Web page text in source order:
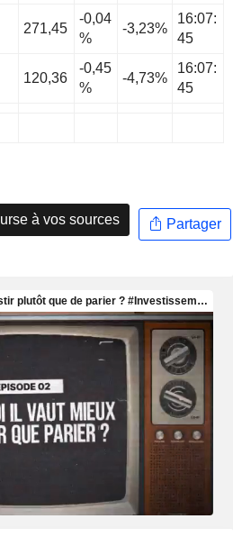
271,45
-0,04
%
-3,23%
16:07:
45
120,36
-0,45
%
-4,73%
16:07:
45
à vos sources Partager